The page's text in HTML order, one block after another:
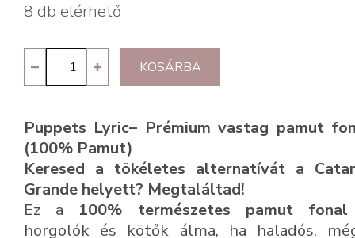
8 db elérhető
Puppets
Lyric
mennyiség
KOSÁRBA
Puppets Lyric– Prémium vastag pamut
(100% Pamut)
Keresed a tökéletes alternatívát a
Grande helyett? Megtaláltad!
Ez a 100% természetes pamut fonal
horgolók és kötők álma, ha haladós,